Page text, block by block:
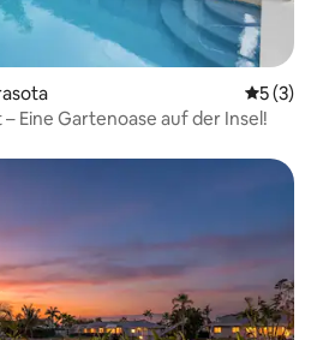
5 (3)
Eine Gartenoase auf der Insel!